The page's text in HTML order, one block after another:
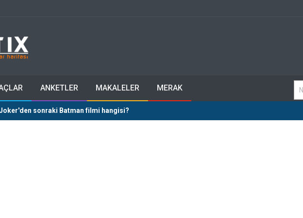
ANKETLER MAKALELER MERAK
sonraki Batman filmi hangisi?